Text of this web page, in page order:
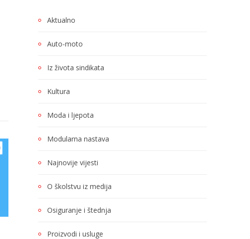
Aktualno
Auto-moto
Iz života sindikata
Kultura
Moda i ljepota
Modularna nastava
Najnovije vijesti
O školstvu iz medija
Osiguranje i štednja
Proizvodi i usluge